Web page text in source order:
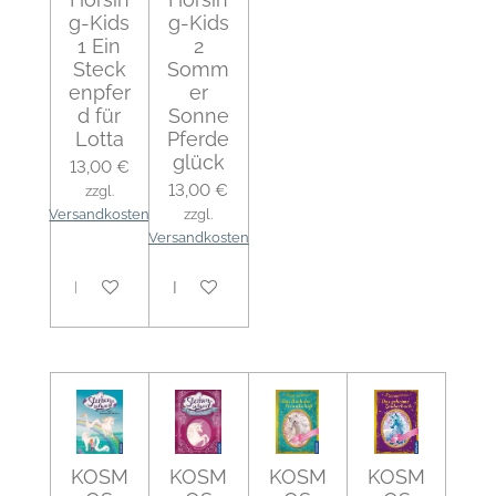
g-Kids
1 Ein
Steck
enpfer
d für
Lotta
13,00 €
zzgl.
Versandkosten
In den Warenkorb
g-Kids
2
Somm
er
Sonne
Pferde
glück
13,00 €
zzgl.
Versandkosten
In den Warenkorb
KOSM
KOSM
KOSM
KOSM